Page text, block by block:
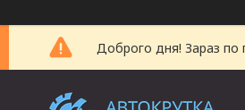
Доброго дня! Зараз по